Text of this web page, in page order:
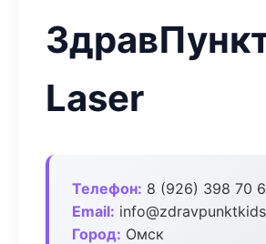
Laser
Телефон: 8 (926) 398 70
Email:
Город: Омск